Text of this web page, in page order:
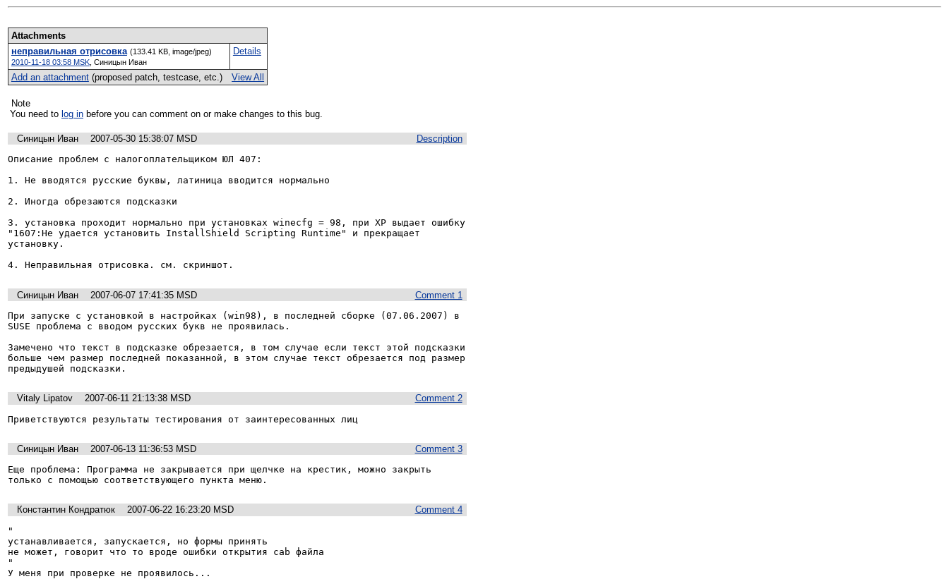
Attachments
неправильная отрисовка (133.41 KB, image/jpeg)
2010-11-18 03:58 MSK, Синицын Иван
Details
View All
Add an attachment(proposed patch, testcase, etc.)
Note
You need to log in before you can comment on or make changes to this bug.
Description
Синицын Иван
2007-05-30 15:38:07 MSD
Описание проблем с налогоплательщиком ЮЛ 407:
1. Не вводятся русские буквы, латиница вводится нормально
2. Иногда обрезаются подсказки
3. установка проходит нормально при установках winecfg = 98, при XP выдает ошибку
"1607:Не удается установить InstallShield Scripting Runtime" и прекращает
установку.
4. Неправильная отрисовка. см. скриншот.
Comment 1
Синицын Иван
2007-06-07 17:41:35 MSD
При запуске с установкой в настройках (win98), в последней сборке (07.06.2007) в
SUSE проблема с вводом русских букв не проявилась.
Замечено что текст в подсказке обрезается, в том случае если текст этой подсказки
больше чем размер последней показанной, в этом случае текст обрезается под размер
предыдушей подсказки.
Comment 2
Vitaly Lipatov
2007-06-11 21:13:38 MSD
Приветствуются результаты тестирования от заинтересованных лиц
Comment 3
Синицын Иван
2007-06-13 11:36:53 MSD
Еще проблема: Программа не закрывается при щелчке на крестик, можно закрыть
только с помощью соответствующего пункта меню.
Comment 4
Константин Кондратюк
2007-06-22 16:23:20 MSD
"
устанавливается, запускается, но формы принять
не может, говорит что то вроде ошибки открытия cab файла
"
У меня при проверке не проявилось...